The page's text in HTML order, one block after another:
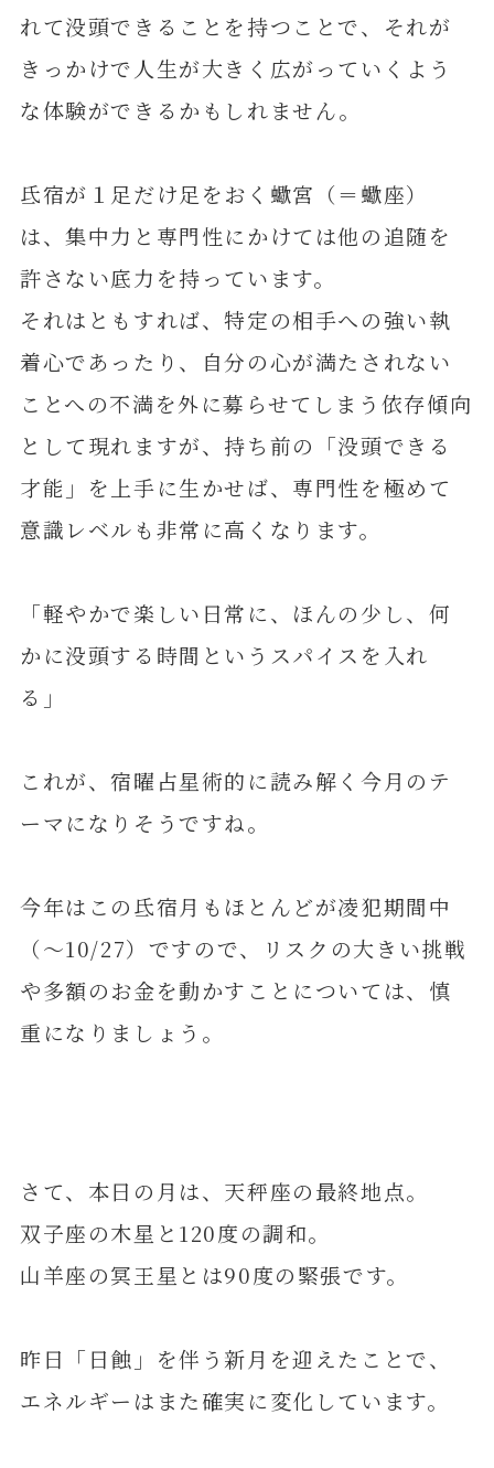
れて没頭できることを持つことで、それが
きっかけで人生が大きく広がっていくよう
な体験ができるかもしれません。
氐宿が１足だけ足をおく蠍宮（＝蠍座）
は、集中力と専門性にかけては他の追随を
許さない底力を持っています。
それはともすれば、特定の相手への強い執
着心であったり、自分の心が満たされない
ことへの不満を外に募らせてしまう依存傾向
として現れますが、持ち前の「没頭できる
才能」を上手に生かせば、専門性を極めて
意識レベルも非常に高くなります。
「軽やかで楽しい日常に、ほんの少し、何
かに没頭する時間というスパイスを入れ
る」
これが、宿曜占星術的に読み解く今月のテ
ーマになりそうですね。
今年はこの氐宿月もほとんどが凌犯期間中
（～10/27）ですので、リスクの大きい挑戦
や多額のお金を動かすことについては、慎
重になりましょう。
さて、本日の月は、天秤座の最終地点。
双子座の木星と120度の調和。
山羊座の冥王星とは90度の緊張です。
昨日「日蝕」を伴う新月を迎えたことで、
エネルギーはまた確実に変化しています。